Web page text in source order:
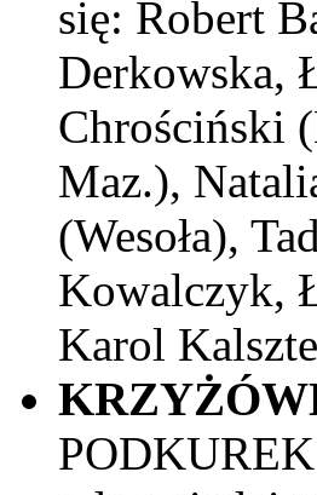
się: Robert
Derkowska,
Chrościński
Maz.),
(Wesoła),
Kowalczyk,
Karol
PODKUREK